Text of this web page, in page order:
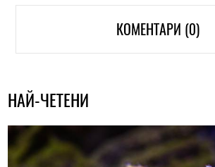
КОМЕНТАРИ (0)
НАЙ-ЧЕТЕНИ